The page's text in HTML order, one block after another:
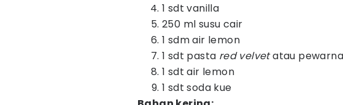
1 sdt vanilla
250 ml susu cair
1 sdm air lemon
1 sdt pasta red velvetatau
1 sdt air lemon
1 sdt soda kue